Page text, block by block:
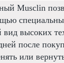
Musclin
высоких
после
или